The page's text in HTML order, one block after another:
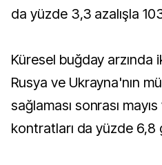
da yüzde 3,3 azalışla
Küresel buğday arzında
Rusya ve Ukrayna'nın
sağlaması sonrası
kontratları da yüzde 6,8